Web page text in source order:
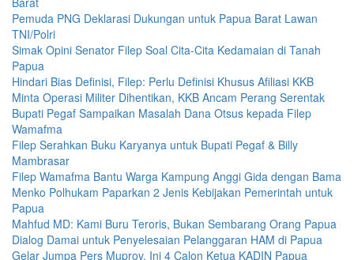
Pemuda PNG Deklarasi Dukungan untuk Papua Barat Lawan
TNI/Polri
Simak Opini Senator Filep Soal Cita-Cita Kedamaian di Tanah
Papua
Hindari Bias Definisi, Filep: Perlu Definisi Khusus Afiliasi KKB
Minta Operasi Militer Dihentikan, KKB Ancam Perang Serentak
Bupati Pegaf Sampaikan Masalah Dana Otsus kepada Filep
Wamafma
Filep Serahkan Buku Karyanya untuk Bupati Pegaf & Billy
Mambrasar
Filep Wamafma Bantu Warga Kampung Anggi Gida dengan Bama
Menko Polhukam Paparkan 2 Jenis Kebijakan Pemerintah untuk
Papua
Mahfud MD: Kami Buru Teroris, Bukan Sembarang Orang Papua
Dialog Damai untuk Penyelesaian Pelanggaran HAM di Papua
Gelar Jumpa Pers Muprov, Ini 4 Calon Ketua KADIN Papua